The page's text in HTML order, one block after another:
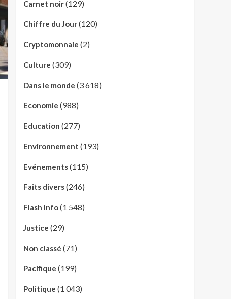
Carnet noir(129)
Chiffre du Jour(120)
Cryptomonnaie (2)
Culture (309)
Dans le monde (3 618)
Economie (988)
Education (277)
Environnement (193)
Evénements(115)
Faits divers(246)
Flash Info(1 548)
Justice (29)
Non classé (71)
Pacifique (199)
Politique (1 043)